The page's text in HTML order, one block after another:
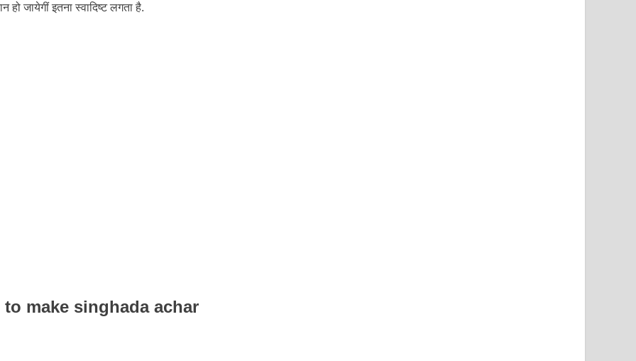
जायेगीं इतना स्वादिष्ट लगता है.
to make singhada achar